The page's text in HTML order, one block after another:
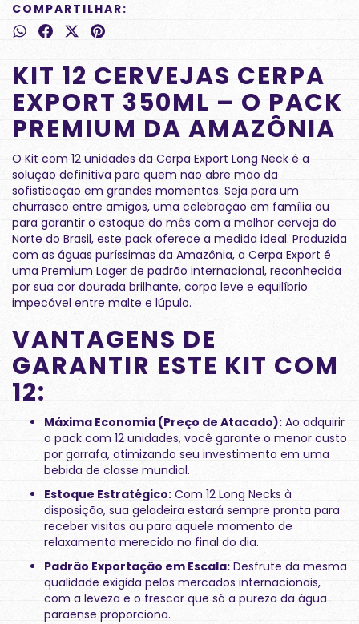
COMPARTILHAR:
KIT 12 CERVEJAS CERPA
EXPORT 350ML – O PACK
PREMIUM DA AMAZÔNIA
O Kit com 12 unidades da Cerpa Export Long Neck é a
solução definitiva para quem não abre mão da
sofisticação em grandes momentos. Seja para um
churrasco entre amigos, uma celebração em família ou
para garantir o estoque do mês com a melhor cerveja do
Norte do Brasil, este pack oferece a medida ideal. Produzida
com as águas puríssimas da Amazônia, a Cerpa Export é
uma Premium Lager de padrão internacional, reconhecida
por sua cor dourada brilhante, corpo leve e equilíbrio
impecável entre malte e lúpulo.
VANTAGENS DE
GARANTIR ESTE KIT COM
12:
Máxima Economia (Preço de Atacado): Ao adquirir
o pack com 12 unidades, você garante o menor custo
por garrafa, otimizando seu investimento em uma
bebida de classe mundial.
Estoque Estratégico: Com 12 Long Necks à
disposição, sua geladeira estará sempre pronta para
receber visitas ou para aquele momento de
relaxamento merecido no final do dia.
Padrão Exportação em Escala: Desfrute da mesma
qualidade exigida pelos mercados internacionais,
com a leveza e o frescor que só a pureza da água
paraense proporciona.